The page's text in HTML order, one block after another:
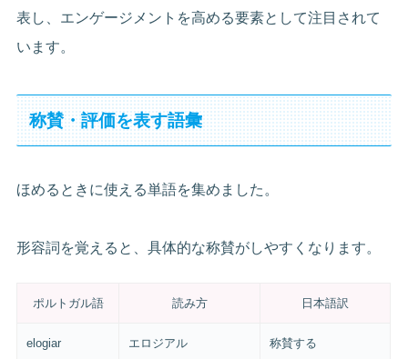
表し、エンゲージメントを高める要素として注目されて
います。
称賛・評価を表す語彙
ほめるときに使える単語を集めました。
形容詞を覚えると、具体的な称賛がしやすくなります。
ポルトガル語 読み方 日本語訳
elogiar エロジアル 称賛する